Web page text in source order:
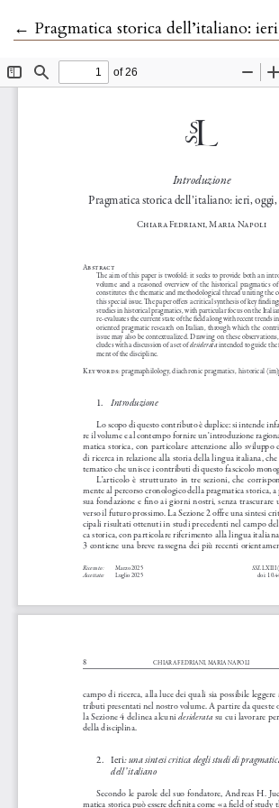
← Ritorna ai dettagli dell'articolo
Pragmatica storica dell’italiano: ieri, oggi, domani